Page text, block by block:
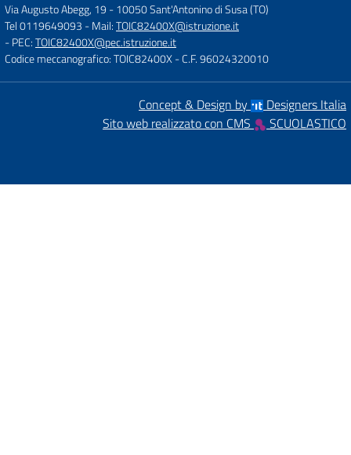
Via Augusto Abegg, 19 -10050 Sant'Antonino di Susa (TO)
Tel 0119649093 - Mail:TOIC82400X@istruzione.it
- PEC:TOIC82400X@pec.istruzione.it
Codice meccanografico: TOIC82400X- C.F. 96024320010
Concept & Design by
Designers Italia
Sito web realizzato con CMS
SCUOLASTICO